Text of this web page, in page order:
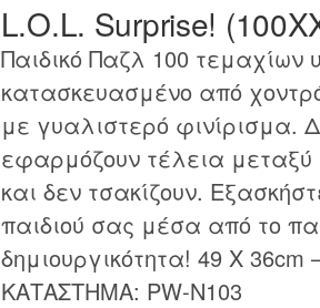
L.O.L. Surprise!
Παιδικό Παζλ 100 τεμαχίων
κατασκευασμένο από
με γυαλιστερό φινίρισμα.
εφαρμόζουν τέλεια μεταξύ
και δεν τσακίζουν.
παιδιού σας μέσα από το
δημιουργικότητα! 49 Χ 36cm
ΚΑΤΑΣΤΗΜΑ: PW-N103